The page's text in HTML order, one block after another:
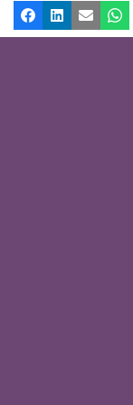
Facebook
LinkedInE-mail